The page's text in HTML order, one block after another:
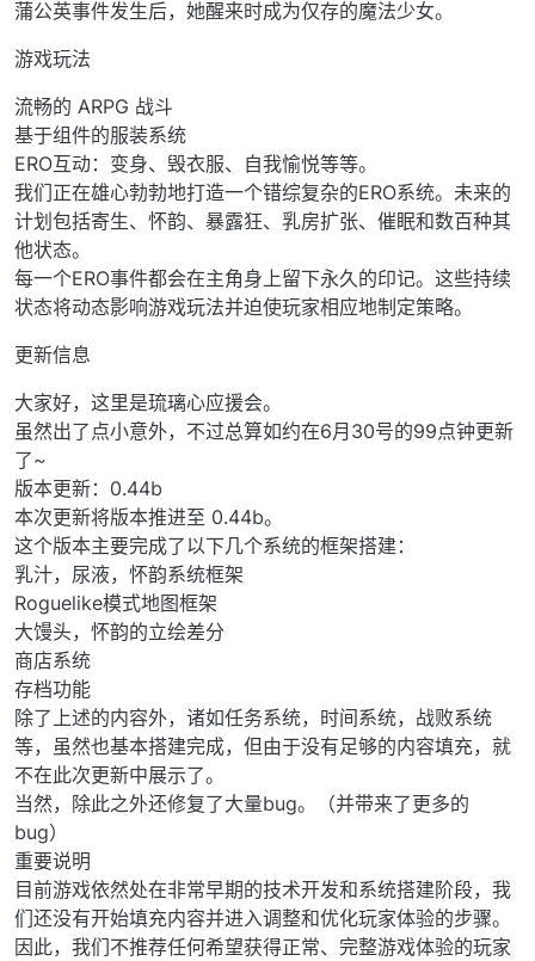
蒲公英事件发生后，她醒来时成为仅存的魔法少女。
游戏玩法
流畅的 ARPG 战斗
基于组件的服装系统
ERO互动：变身、毁衣服、自我愉悦等等。
我们正在雄心勃勃地打造一个错综复杂的ERO系统。未来的
计划包括寄生、怀韵、暴露狂、乳房扩张、催眠和数百种其
他状态。
每一个ERO事件都会在主角身上留下永久的印记。这些持续
状态将动态影响游戏玩法并迫使玩家相应地制定策略。
更新信息
大家好，这里是琉璃心应援会。
虽然出了点小意外，不过总算如约在6月30号的99点钟更新
了~
版本更新：0.44b
本次更新将版本推进至 0.44b。
这个版本主要完成了以下几个系统的框架搭建：
乳汁，尿液，怀韵系统框架
Roguelike模式地图框架
大馒头，怀韵的立绘差分
商店系统
存档功能
除了上述的内容外，诸如任务系统，时间系统，战败系统
等，虽然也基本搭建完成，但由于没有足够的内容填充，就
不在此次更新中展示了。
当然，除此之外还修复了大量bug。（并带来了更多的
bug）
重要说明
目前游戏依然处在非常早期的技术开发和系统搭建阶段，我
们还没有开始填充内容并进入调整和优化玩家体验的步骤。
因此，我们不推荐任何希望获得正常、完整游戏体验的玩家